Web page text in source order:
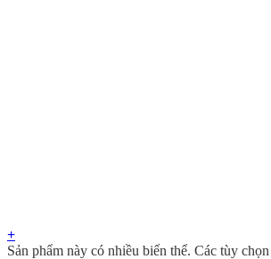
+
Sản phẩm này có nhiều biến thể. Các tùy